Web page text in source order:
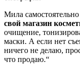
Мила
свой магазин
очищение,
маски. А если нет
ничего не делаю,
что продаю.“